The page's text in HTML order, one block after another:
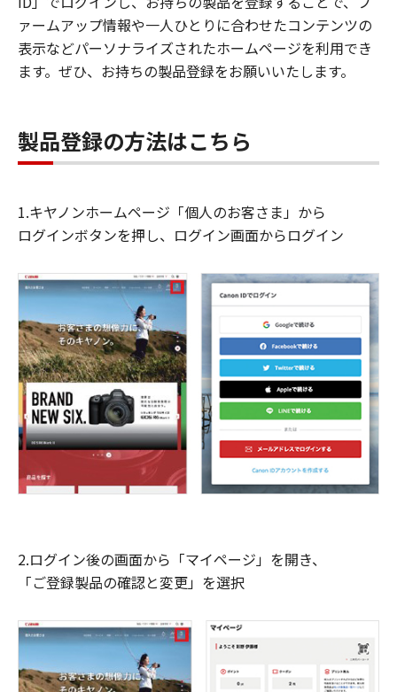
ァームアップ情報や一人ひとりに合わせたコンテンツの
表示などパーソナライズされたホームページを利用でき
ます。ぜひ、お持ちの製品登録をお願いいたします。
製品登録の方法はこちら
1.キヤノンホームページ「個人のお客さま」から
ログインボタンを押し、ログイン画面からログイン
2.ログイン後の画面から「マイページ」を開き、
「ご登録製品の確認と変更」を選択